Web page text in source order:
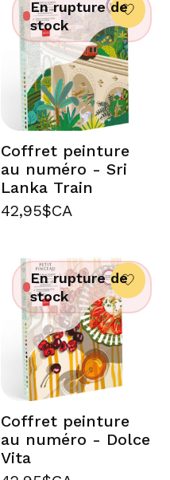
En rupture de
stock
Coffret peinture
au numéro - Sri
Lanka Train
42,95$CA
En rupture de
stock
Coffret peinture
au numéro - Dolce
Vita